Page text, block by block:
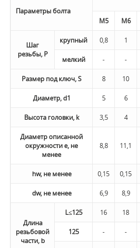
Параметры болта
М5
М6
Шаг
резьбы, P
крупный 0,8 1
мелкий - -
Размер под ключ, S 8 10
Диаметр, d1 5 6
Высота головки, k 3,5 4
Диаметр описанной
окружности e, не
менее
8,8 11,1
hw, не менее 0,15 0,15
dw, не менее 6,9 8,9
Длина
резьбовой
части, b
L≤125 16 18
125 - -